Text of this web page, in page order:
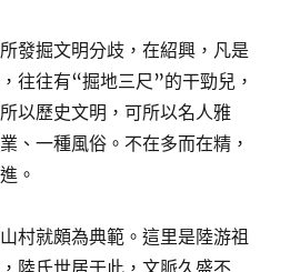
發掘文明分歧，在紹興，凡是
往往有“掘地三尺”的干勁兒，
以歷史文明，可所以名人雅
、一種風俗。不在多而在精，
。
村就頗為典範。這里是陸游祖
陸氏世居于此，文脈久盛不